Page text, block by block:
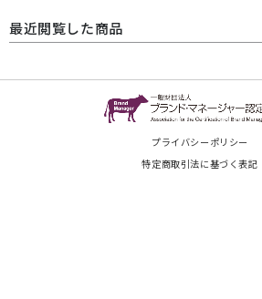
最近閲覧した商品
プライバシーポリシー
特定商取引法に基づく表記